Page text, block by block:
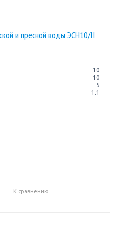
и пресной воды ЭСН10/II
10
10
5
1.1
К сравнению